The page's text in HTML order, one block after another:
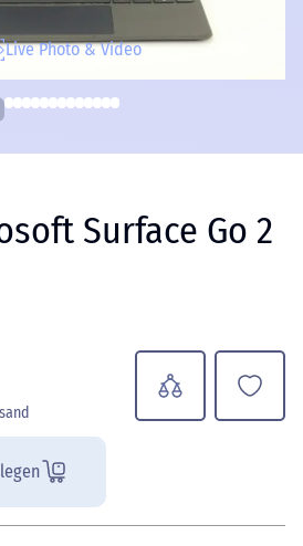
Live Photo & Video
Surface Go 2